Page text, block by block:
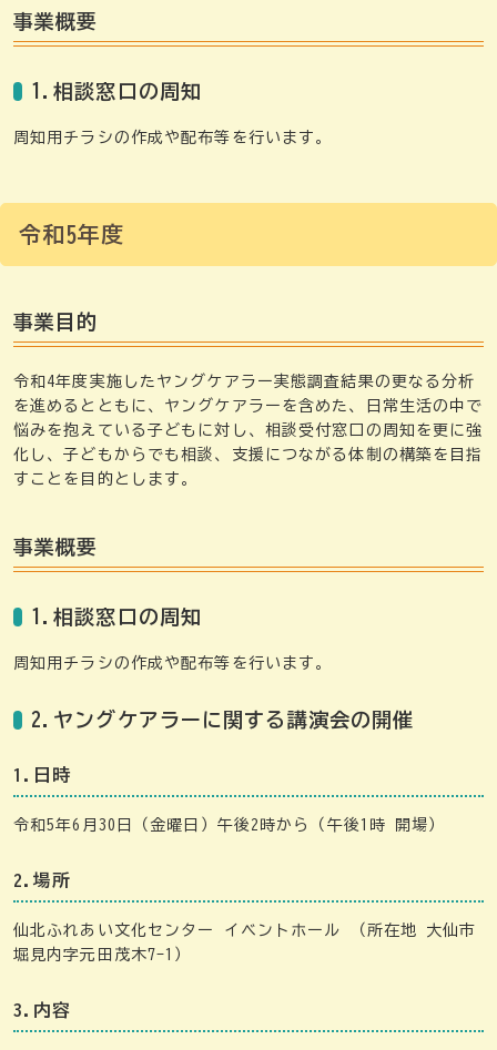
事業概要
1.相談窓口の周知
周知用チラシの作成や配布等を行います。
令和5年度
事業目的
令和4年度実施したヤングケアラー実態調査結果の更なる分析
を進めるとともに、ヤングケアラーを含めた、日常生活の中で
悩みを抱えている子どもに対し、相談受付窓口の周知を更に強
化し、子どもからでも相談、支援につながる体制の構築を目指
すことを目的とします。
事業概要
1.相談窓口の周知
周知用チラシの作成や配布等を行います。
2.ヤングケアラーに関する講演会の開催
1.日時
令和5年6月30日（金曜日）午後2時から（午後1時 開場）
2.場所
仙北ふれあい文化センター イベントホール （所在地 大仙市
堀見内字元田茂木7-1）
3.内容